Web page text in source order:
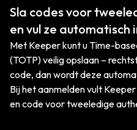
Sla codes voor
en vul ze automatisch
Met Keeper kunt u Time-
(TOTP) veilig opslaan –
code, dan wordt deze
Bij het aanmelden vult
en code voor tweeledige